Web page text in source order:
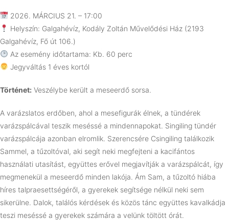
2026. MÁRCIUS 21. – 17:00
Helyszín: Galgahévíz, Kodály Zoltán Művelődési Ház (2193
Galgahévíz, Fő út 106.)
Az esemény időtartama: Kb. 60 perc
Jegyváltás 1 éves kortól
Történet: Veszélybe került a meseerdő sorsa.
A varázslatos erdőben, ahol a mesefigurák élnek, a tündérek
varázspálcával teszik meséssé a mindennapokat. Singiling tündér
varázspálcája azonban elromlik. Szerencsére Csingiling találkozik
Sammel, a tűzoltóval, aki segít neki megfejteni a kacifántos
használati utasítást, együttes erővel megjavítják a varázspálcát, így
megmenekül a meseerdő minden lakója. Ám Sam, a tűzoltó hiába
híres talpraesettségéről, a gyerekek segítsége nélkül neki sem
sikerülne. Dalok, találós kérdések és közös tánc együttes kavalkádja
teszi meséssé a gyerekek számára a velünk töltött órát.